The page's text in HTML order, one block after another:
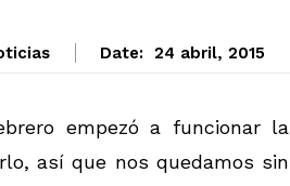
Date: 24 abril, 2015
empezó a funcionar la
así que nos quedamos sin